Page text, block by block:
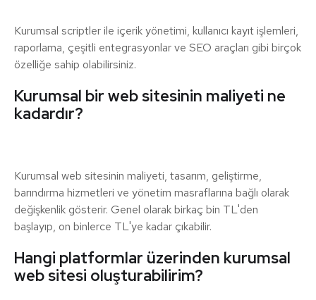
Kurumsal scriptler ile içerik yönetimi, kullanıcı kayıt işlemleri,
raporlama, çeşitli entegrasyonlar ve SEO araçları gibi birçok
özelliğe sahip olabilirsiniz.
Kurumsal bir web sitesinin maliyeti ne
kadardır?
Kurumsal web sitesinin maliyeti, tasarım, geliştirme,
barındırma hizmetleri ve yönetim masraflarına bağlı olarak
değişkenlik gösterir. Genel olarak birkaç bin TL'den
başlayıp, on binlerce TL'ye kadar çıkabilir.
Hangi platformlar üzerinden kurumsal
web sitesi oluşturabilirim?